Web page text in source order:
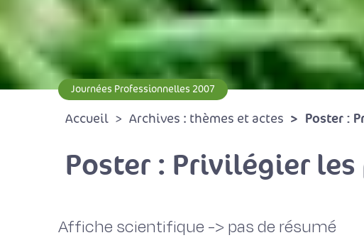
Journées Professionnelles 2007
Accueil Archives : thèmes et actes Poster :
Poster : Privilégier
Affiche scientifique -> pas de résumé